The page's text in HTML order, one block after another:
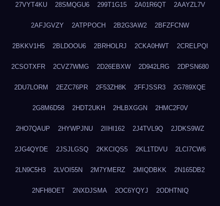
27VYT4KU 28SMQGU6 299T1G15 2A01R6QT 2AAYZL7V
2AFJGVZY 2ATPPOCH 2B2G3AW2 2BFZFCNW
2BKKV1H5 2BLDOOU6 2BRHOLRJ 2CKA0HWT 2CRELPQI
2CSOTXFR 2CVZ7WMG 2D26EBXW 2D942LRG 2DPSN680
2DU7LORM 2EZC76PR 2F53ZH8K 2FFJSSR3 2G789XQE
2G8M6D58 2HDT2UKH 2HLBXGGN 2HMC2F0V
2HO7QAUP 2HYWPJNU 2IIHI162 2J4TVL9Q 2JDKS9WZ
2JG4QYDE 2JSJLGSQ 2KKCIQS5 2KL1TDVU 2LCI7CW6
2LN9C5H3 2LVOI55N 2M7YMERZ 2MIQDBKK 2N165DB2
2NFH8OET 2NXDJSMA 2OC6YQYJ 2ODHTNIQ